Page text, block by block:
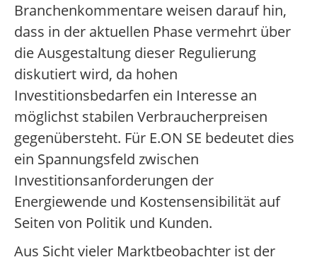
Branchenkommentare weisen darauf hin,
dass in der aktuellen Phase vermehrt über
die Ausgestaltung dieser Regulierung
diskutiert wird, da hohen
Investitionsbedarfen ein Interesse an
möglichst stabilen Verbraucherpreisen
gegenübersteht. Für E.ON SE bedeutet dies
ein Spannungsfeld zwischen
Investitionsanforderungen der
Energiewende und Kostensensibilität auf
Seiten von Politik und Kunden.
Aus Sicht vieler Marktbeobachter ist der